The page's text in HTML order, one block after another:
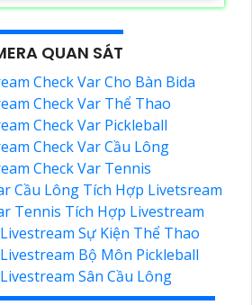
QUAN SÁT
Check Var Cho Bàn Bida
Check Var Thể Thao
Check Var Pickleball
Check Var Cầu Lông
Check Var Tennis
Cầu Lông Tích Hợp Livetsream
Tennis Tích Hợp Livestream
Sự Kiện Thể Thao
Bộ Môn Pickleball
Sân Cầu Lông